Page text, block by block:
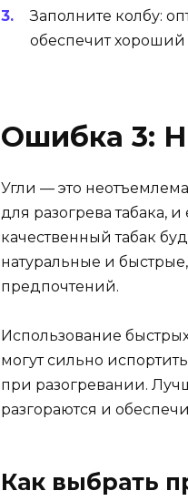
Заполните колбу:
обеспечит
Ошибка 3:
Угли — это
для разогрева табака,
качественный табак
натуральные и
предпочтений.
Использование
могут сильно
при разогревании.
разгораются и
Как выбрать